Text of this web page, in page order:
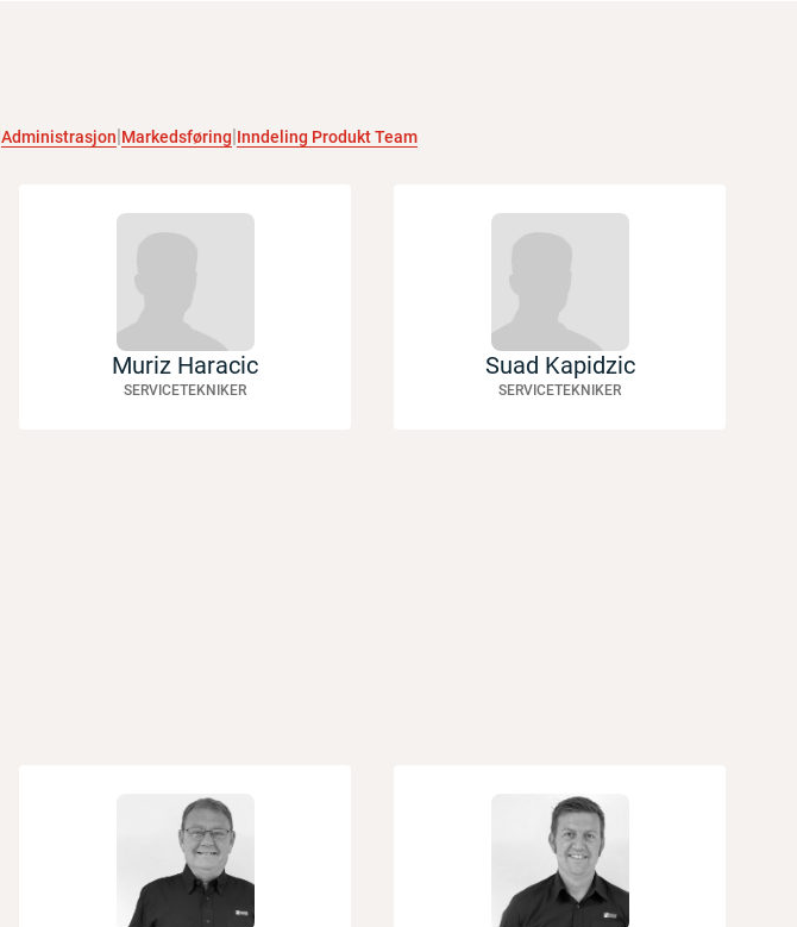
Administrasjon Markedsføring Inndeling Produkt Team
Muriz Haracic
SERVICETEKNIKER
Suad Kapidzic
SERVICETEKNIKER